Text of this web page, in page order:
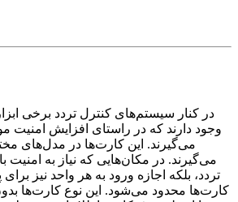
در کنار سیستم‌های کنترل تردد برخی
می‌گیرند. این کارت‌ها در مدل‌های
می‌گیرند. در مکان‌هایی که نیاز به امنیت
تردد، بلکه اجازه ورود به هر واحد نیز
کارت‌ها محدود می‌شود. این نوع کارت‌ها